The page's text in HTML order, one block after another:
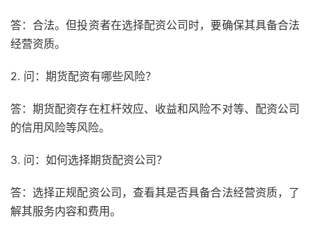
答：合法。但投资者在选择配资公司时，要确保其具备合法
经营资质。
2. 问：期货配资有哪些风险？
答：期货配资存在杠杆效应、收益和风险不对等、配资公司
的信用风险等风险。
3. 问：如何选择期货配资公司？
答：选择正规配资公司，查看其是否具备合法经营资质，了
解其服务内容和费用。